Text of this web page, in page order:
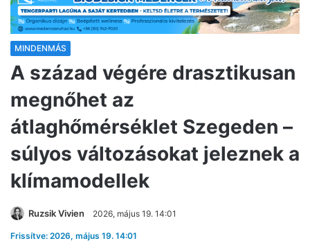
MINDENMÁS
A század végére drasztikusan
megnőhet az
átlaghőmérséklet Szegeden –
súlyos változásokat jeleznek a
klímamodellek
Ruzsik Vivien 2026, május 19. 14:01
Frissítve: 2026, május 19. 14:01